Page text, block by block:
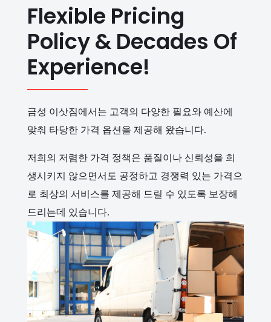
Flexible Pricing
Policy & Decades Of
Experience!
금성 이삿짐에서는 고객의 다양한 필요와 예산에
맞춰 타당한 가격 옵션을 제공해 왔습니다.
저희의 저렴한 가격 정책은 품질이나 신뢰성을 희
생시키지 않으면서도 공정하고 경쟁력 있는 가격으
로 최상의 서비스를 제공해 드릴 수 있도록 보장해
드리는데 있습니다.